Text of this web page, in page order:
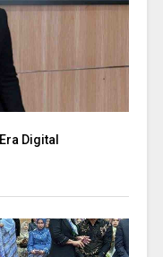
Digital